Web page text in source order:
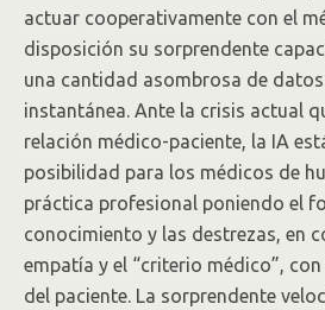
actuar cooperativamente con el
disposición su sorprendente
una cantidad asombrosa de
instantánea. Ante la crisis actual
relación médico-paciente, la IA
posibilidad para los médicos de
práctica profesional poniendo el
conocimiento y las destrezas, en
empatía y el “criterio médico”,
del paciente. La sorprendente